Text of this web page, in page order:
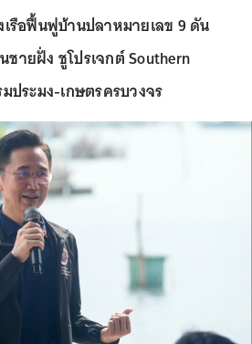
รือฟื้นฟูบ้านปลาหมายเลข 9 ดัน
ายฝั่ง ชูโปรเจกต์ Southern
ประมง-เกษตรครบวงจร